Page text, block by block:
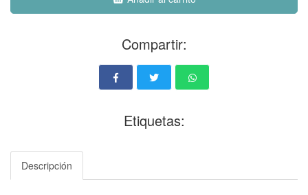
Compartir:
Etiquetas:
Descripción